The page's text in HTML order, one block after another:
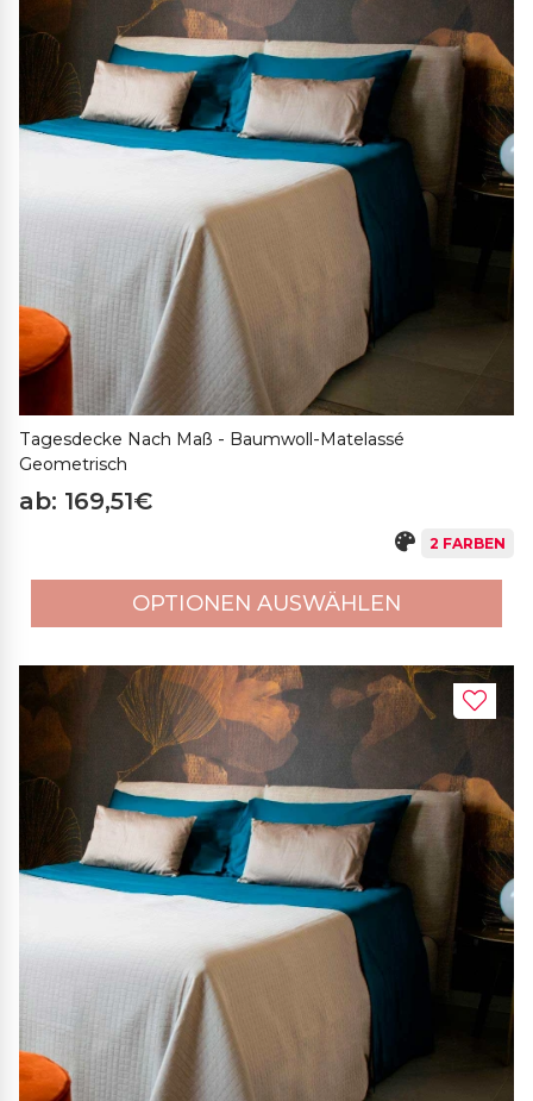
Tagesdecke Nach Maß - Baumwoll-Matelassé
Geometrisch
ab: 169,51€
2 FARBEN
OPTIONEN AUSWÄHLEN